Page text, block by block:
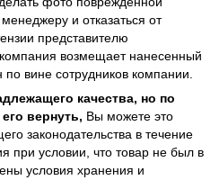
и отказаться от
представителю
возмещает нанесенный
вине сотрудников компании.
качества, но по
вернуть, Вы можете это
законодательства в течение
при условии, что товар не был в
условия хранения и